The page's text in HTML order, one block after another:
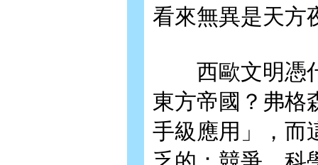
看來無異是天方
西歐文明憑什
東方帝國？弗格
手級應用」，而